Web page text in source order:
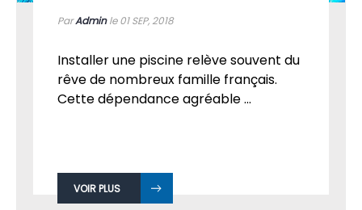
ParAdminle 01SEP, 2018
Installer une piscine relève souvent du
rêve de nombreux famille français.
Cette dépendance agréable ...
VOIR PLUS